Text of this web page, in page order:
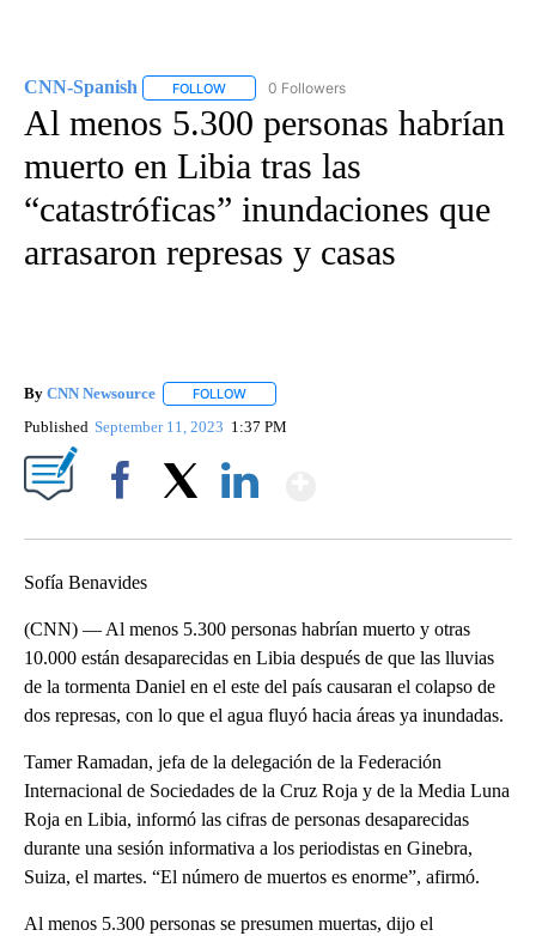
CNN-Spanish FOLLOW FOLLOW "CNN-SPANISH" TO RECEIVE
0 Followers
Al menos 5.300 personas habrían
muerto en Libia tras las
“catastróficas” inundaciones que
arrasaron represas y casas
By CNN Newsource FOLLOW
Published September 11, 2023 1:37 PM
Sofía Benavides
(CNN) –– Al menos 5.300 personas habrían muerto y otras
10.000 están desaparecidas en Libia después de que las lluvias
de la tormenta Daniel en el este del país causaran el colapso de
dos represas, con lo que el agua fluyó hacia áreas ya inundadas.
Tamer Ramadan, jefa de la delegación de la Federación
Internacional de Sociedades de la Cruz Roja y de la Media Luna
Roja en Libia, informó las cifras de personas desaparecidas
durante una sesión informativa a los periodistas en Ginebra,
Suiza, el martes. “El número de muertos es enorme”, afirmó.
Al menos 5.300 personas se presumen muertas, dijo el